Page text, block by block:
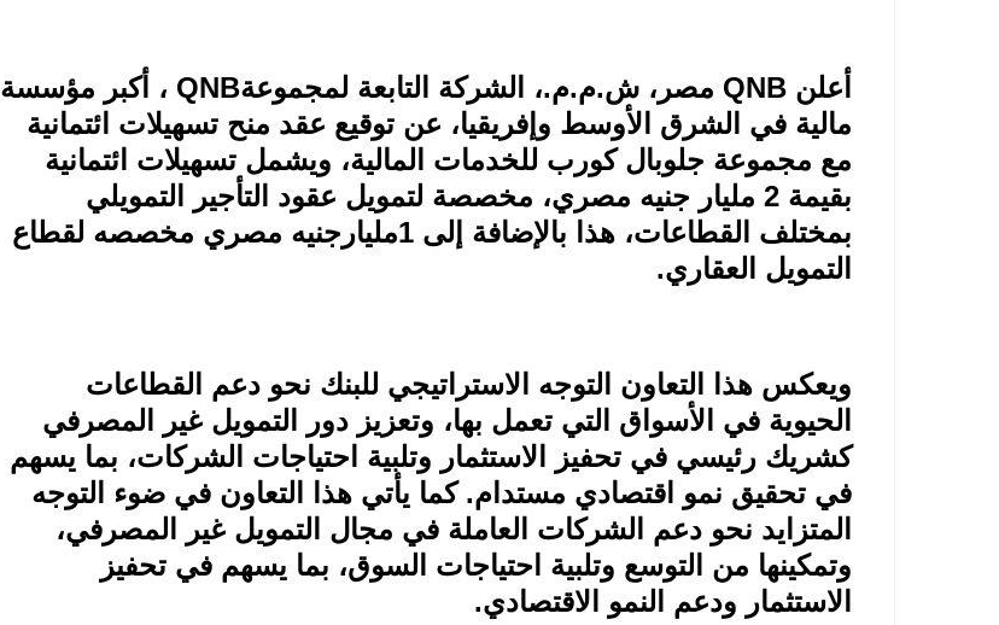
أعلن QNB مصر، ش.م.م.، الشركة التابعة لمجموعةQNB ، أكبر مؤسسة
مالية في الشرق الأوسط وإفريقيا، عن توقيع عقد منح تسهيلات ائتمانية
مع مجموعة جلوبال كورب للخدمات المالية، ويشمل تسهيلات ائتمانية
بقيمة 2 مليار جنيه مصري، مخصصة لتمويل عقود التأجير التمويلي
بمختلف القطاعات، هذا بالإضافة إلى 1مليارجنيه مصري مخصصه لقطاع
التمويل العقاري.
ويعكس هذا التعاون التوجه الاستراتيجي للبنك نحو دعم القطاعات
الحيوية في الأسواق التي تعمل بها، وتعزيز دور التمويل غير المصرفي
كشريك رئيسي في تحفيز الاستثمار وتلبية احتياجات الشركات، بما يسهم
في تحقيق نمو اقتصادي مستدام. كما يأتي هذا التعاون في ضوء التوجه
المتزايد نحو دعم الشركات العاملة في مجال التمويل غير المصرفي،
وتمكينها من التوسع وتلبية احتياجات السوق، بما يسهم في تحفيز
الاستثمار ودعم النمو الاقتصادي.